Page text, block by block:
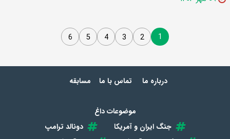
1
2
3
4
5
6
درباره ما تماس با ما مسابقه
موضوعات داغ
جنگ ایران و آمریکا
دونالد ترامپ